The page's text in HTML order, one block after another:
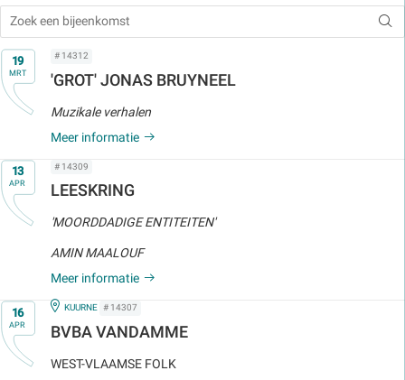
Op19
MRT
# 14312
'GROT' JONAS BRUYNEEL
Muzikale verhalen
Meer informatie
Op13
APR
# 14309
LEESKRING
'MOORDDADIGE ENTITEITEN'
AMIN MAALOUF
Meer informatie
Op16
APR
IN
KUURNE # 14307
BVBA VANDAMME
WEST-VLAAMSE FOLK